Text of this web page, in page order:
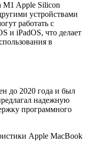
M1 Apple Silicon
устройствами
работать с
и iPadOS, что делает
в
до 2020 года и был
надежную
программного
Apple MacBook